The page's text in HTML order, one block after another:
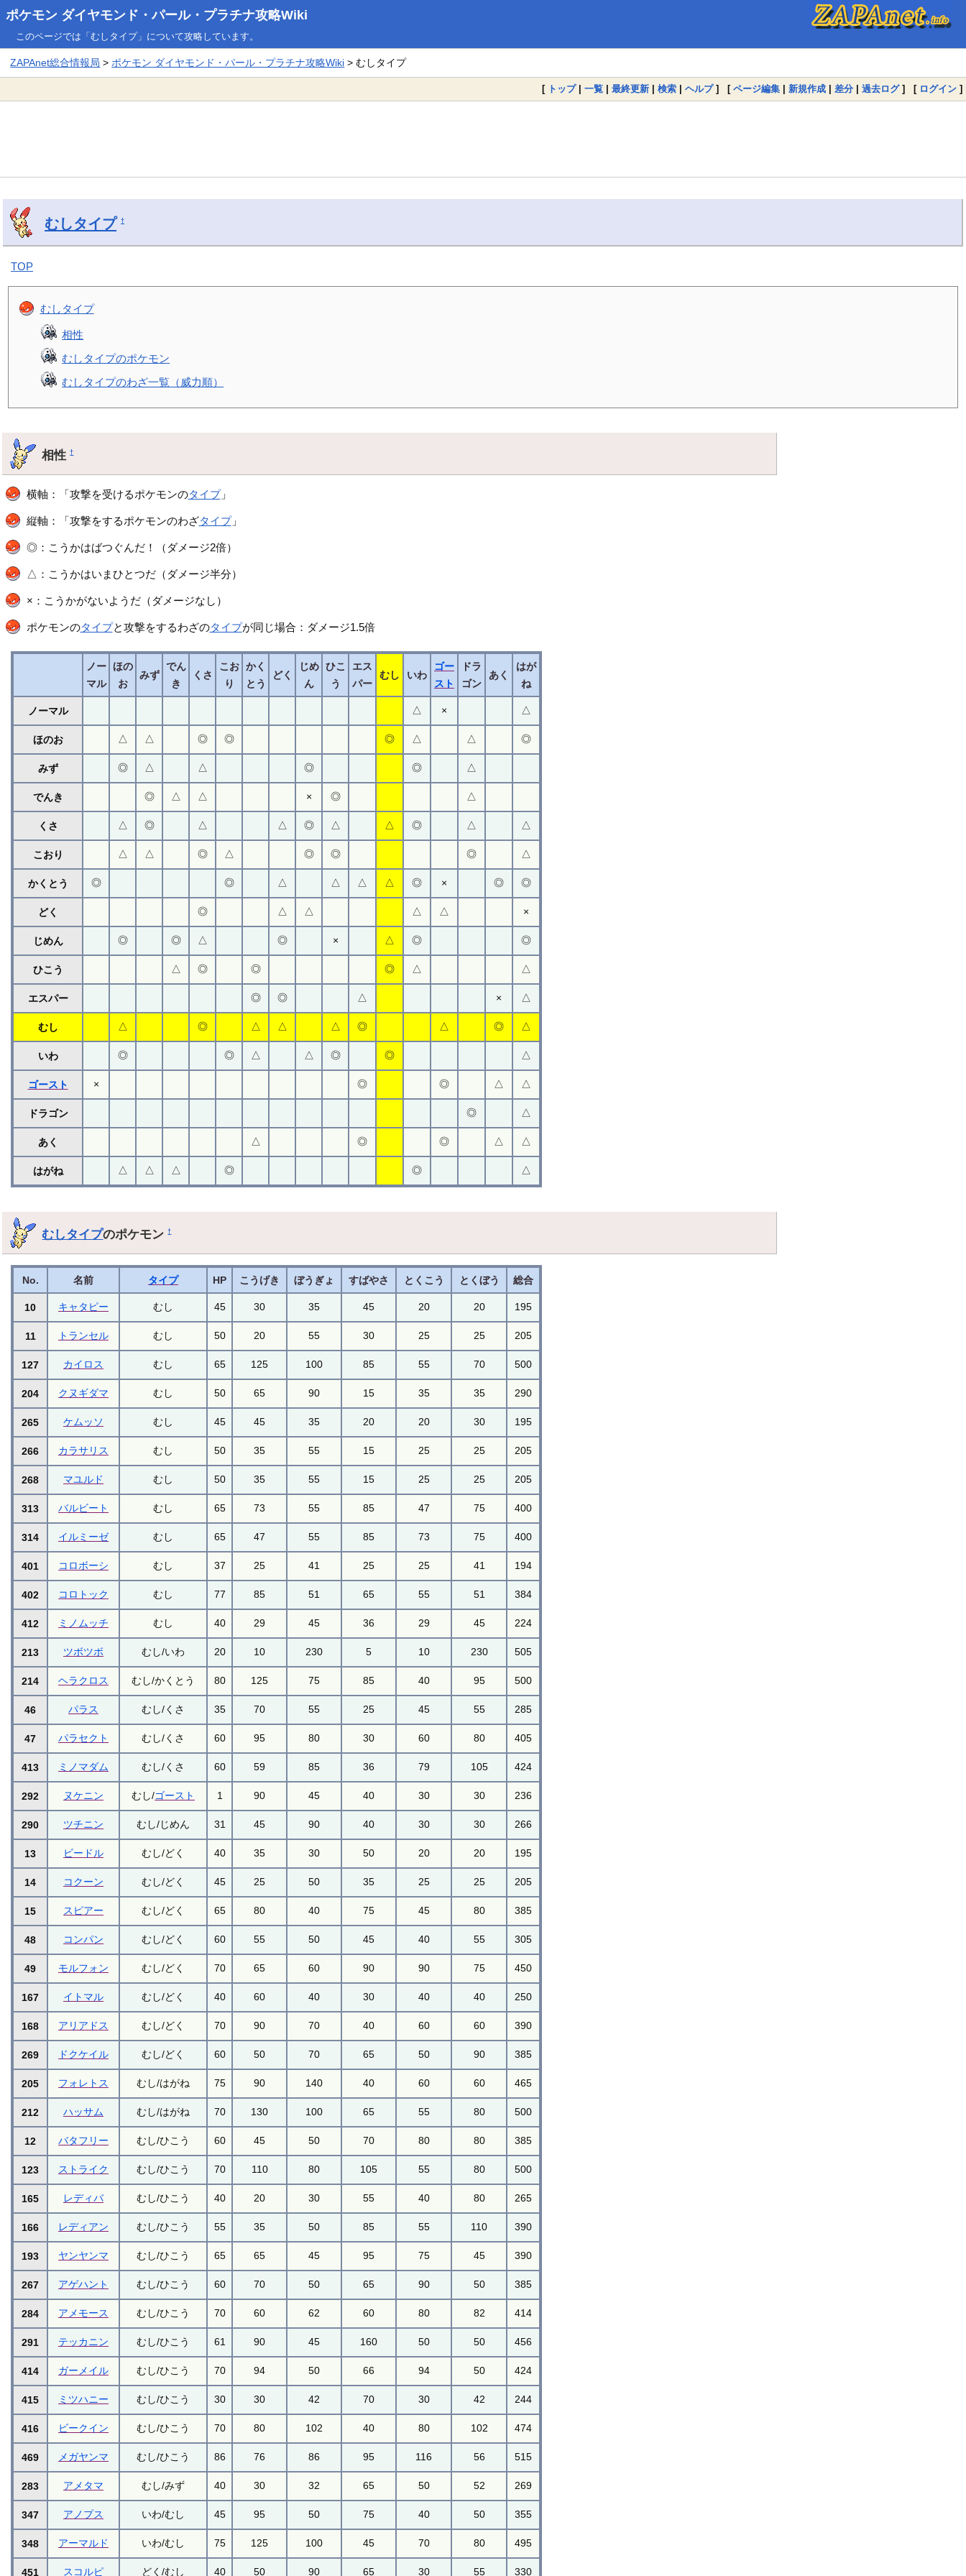
ポケモン ダイヤモンド・パール・プラチナ攻略Wiki
このページでは「むしタイプ」について攻略しています。
ZAPAnet総合情報局 >ポケモン ダイヤモンド・パール・プラチナ攻略Wiki > むしタイプ
[ トップ| 一覧 | 最終更新 | 検索 | ヘルプ] [ ページ編集 | 新規作成 | 差分 | 過去ログ] [ ログイン ]
むしタイプ †
TOP
むしタイプ
相性
むしタイプのポケモン
むしタイプのわざ一覧（威力順）
相性†
横軸：「攻撃を受けるポケモンのタイプ」
縦軸：「攻撃をするポケモンのわざタイプ」
◎：こうかはばつぐんだ！（ダメージ2倍）
△：こうかはいまひとつだ（ダメージ半分）
×：こうかがないようだ（ダメージなし）
ポケモンのタイプと攻撃をするわざのタイプが同じ場合：ダメージ1.5倍
ノー
マル
ほの
お
みず
でん
き
くさ
こお
り
かく
とう
どく
じめ
ん
ひこ
う
エス
パー
むし いわ
ゴー
スト
ドラ
ゴン
あく
はが
ね
ノーマル △ × △
ほのお △ △ ◎ ◎ ◎ △ △ ◎
みず ◎ △ △ ◎ ◎ △
でんき ◎ △ △ × ◎ △
くさ △ ◎ △ △ ◎ △ △ ◎ △ △
こおり △ △ ◎ △ ◎ ◎ ◎ △
かくとう ◎ ◎ △ △ △ △ ◎ × ◎ ◎
どく ◎ △ △ △ △ ×
じめん ◎ ◎ △ ◎ × △ ◎ ◎
ひこう △ ◎ ◎ ◎ △ △
エスパー ◎ ◎ △ × △
むし △ ◎ △ △ △ ◎ △ ◎ △
いわ ◎ ◎ △ △ ◎ ◎ △
ゴースト × ◎ ◎ △ △
ドラゴン ◎ △
あく △ ◎ ◎ △ △
はがね △ △ △ ◎ ◎ △
むしタイプのポケモン†
No. 名前 タイプ HP こうげき ぼうぎょ すばやさ とくこう とくぼう 総合
10 キャタピー むし 45 30 35 45 20 20 195
11 トランセル むし 50 20 55 30 25 25 205
127 カイロス むし 65 125 100 85 55 70 500
204 クヌギダマ むし 50 65 90 15 35 35 290
265 ケムッソ むし 45 45 35 20 20 30 195
266 カラサリス むし 50 35 55 15 25 25 205
268 マユルド むし 50 35 55 15 25 25 205
313 バルビート むし 65 73 55 85 47 75 400
314 イルミーゼ むし 65 47 55 85 73 75 400
401 コロボーシ むし 37 25 41 25 25 41 194
402 コロトック むし 77 85 51 65 55 51 384
412 ミノムッチ むし 40 29 45 36 29 45 224
213 ツボツボ むし/いわ 20 10 230 5 10 230 505
214 ヘラクロス むし/かくとう 80 125 75 85 40 95 500
46 パラス むし/くさ 35 70 55 25 45 55 285
47 パラセクト むし/くさ 60 95 80 30 60 80 405
413 ミノマダム むし/くさ 60 59 85 36 79 105 424
292 ヌケニン むし/ゴースト 1 90 45 40 30 30 236
290 ツチニン むし/じめん 31 45 90 40 30 30 266
13 ビードル むし/どく 40 35 30 50 20 20 195
14 コクーン むし/どく 45 25 50 35 25 25 205
15 スピアー むし/どく 65 80 40 75 45 80 385
48 コンパン むし/どく 60 55 50 45 40 55 305
49 モルフォン むし/どく 70 65 60 90 90 75 450
167 イトマル むし/どく 40 60 40 30 40 40 250
168 アリアドス むし/どく 70 90 70 40 60 60 390
269 ドクケイル むし/どく 60 50 70 65 50 90 385
205 フォレトス むし/はがね 75 90 140 40 60 60 465
212 ハッサム むし/はがね 70 130 100 65 55 80 500
12 バタフリー むし/ひこう 60 45 50 70 80 80 385
123 ストライク むし/ひこう 70 110 80 105 55 80 500
165 レディバ むし/ひこう 40 20 30 55 40 80 265
166 レディアン むし/ひこう 55 35 50 85 55 110 390
193 ヤンヤンマ むし/ひこう 65 65 45 95 75 45 390
267 アゲハント むし/ひこう 60 70 50 65 90 50 385
284 アメモース むし/ひこう 70 60 62 60 80 82 414
291 テッカニン むし/ひこう 61 90 45 160 50 50 456
414 ガーメイル むし/ひこう 70 94 50 66 94 50 424
415 ミツハニー むし/ひこう 30 30 42 70 30 42 244
416 ビークイン むし/ひこう 70 80 102 40 80 102 474
469 メガヤンマ むし/ひこう 86 76 86 95 116 56 515
283 アメタマ むし/みず 40 30 32 65 50 52 269
347 アノプス いわ/むし 45 95 50 75 40 50 355
348 アーマルド いわ/むし 75 125 100 45 70 80 495
451 スコルピ どく/むし 40 50 90 65 30 55 330